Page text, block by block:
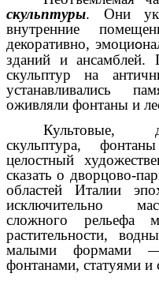
скульптуры. Они
внутренние
декоративно, эмоцио
зданий и ансамблей.
скульптур на
устанавливались
оживляли фонтаны и
Культовые,
скульптура,
целостный
сказать о дворцово-
областей Италии
исключительно
сложного рельефа
растительности,
малыми формами —
фонтанами, статуями